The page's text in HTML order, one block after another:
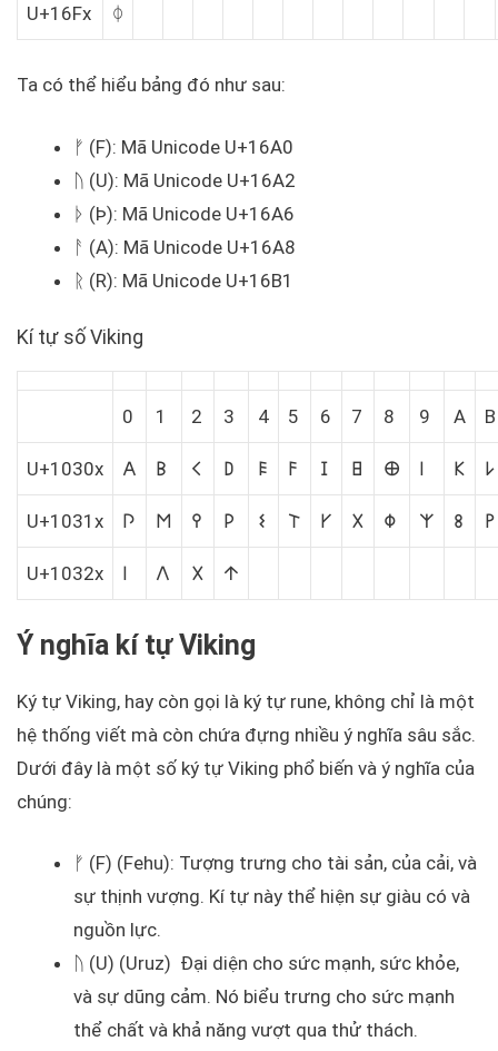
U+16Fx ᛰ
Ta có thể hiểu bảng đó như sau:
ᚠ (F): Mã Unicode U+16A0
ᚢ (U): Mã Unicode U+16A2
ᚦ (Þ): Mã Unicode U+16A6
ᚨ (A): Mã Unicode U+16A8
ᚱ (R): Mã Unicode U+16B1
Kí tự số Viking
0 1 2 3 4 5 6 7 8 9 A B
U+1030x 𐌀 𐌁 𐌂 𐌃 𐌄 𐌅 𐌆 𐌇 𐌈 𐌉 𐌊 𐌋
U+1031x 𐌐 𐌑 𐌒 𐌓 𐌔 𐌕 𐌖 𐌗 𐌘 𐌙 𐌚 𐌛
U+1032x 𐌠 𐌡 𐌢 𐌣
Ý nghĩa kí tự Viking
Ký tự Viking, hay còn gọi là ký tự rune, không chỉ là một
hệ thống viết mà còn chứa đựng nhiều ý nghĩa sâu sắc.
Dưới đây là một số ký tự Viking phổ biến và ý nghĩa của
chúng:
ᚠ (F) (Fehu): Tượng trưng cho tài sản, của cải, và
sự thịnh vượng. Kí tự này thể hiện sự giàu có và
nguồn lực.
ᚢ (U) (Uruz) Đại diện cho sức mạnh, sức khỏe,
và sự dũng cảm. Nó biểu trưng cho sức mạnh
thể chất và khả năng vượt qua thử thách.